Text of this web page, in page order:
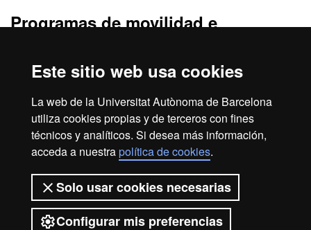
Este sitio web usa cookies
La web de la Universitat Autònoma de Barcelona
utiliza cookies propias y de terceros con fines
técnicos y analíticos. Si desea más información,
acceda a nuestrapolítica de cookies.
Solo usar cookies necesarias
Configurar mis preferencias
Programas de movilidad e
Consulta la información general sobre movilidad en la
Programas de movilidad e intercambio de la UAB
Accesibilidad web
Mapa del web UAB
2026 Universitat Autònoma de